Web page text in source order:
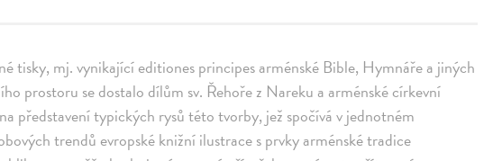
tisky, mj. vynikající editiones principes arménské Bible, Hymnáře a jiných
prostoru se dostalo dílům sv. Řehoře z Nareku a arménské církevní
představení typických rysů této tvorby, jež spočívá v jednotném
trendů evropské knižní ilustrace s prvky arménské tradice